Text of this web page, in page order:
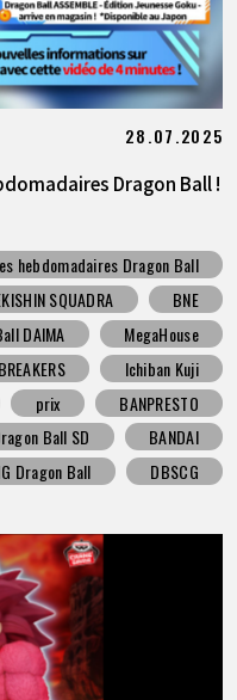
28.07.2025
Dragon Ball !
hebdomadaires Dragon Ball
SQUADRA
BNE
DAIMA
MegaHouse
Ichiban Kuji
prix
BANPRESTO
Ball SD
BANDAI
Dragon Ball DBSCG